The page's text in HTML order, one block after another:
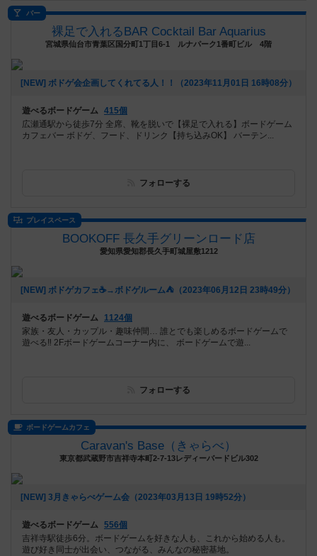
バー
裸足で入れるBAR Cocktail Bar Aquarius
宮城県仙台市青葉区国分町1丁目6-1 ルナパーク1番町ビル 4階
[NEW] ボドゲ会企画してくれてる人！！（2023年11月01日 16時08分）
遊べるボードゲーム 415個
広瀬通駅から徒歩7分 全席、靴を脱いで【裸足で入れる】ボードゲーム
カフェバー ボドゲ、フード、ドリンク【持ち込みOK】 バーテン...
フォローする
プレイスペース
BOOKOFF 長久手グリーンロード店
愛知県愛知郡長久手町城屋敷1212
[NEW] ボドゲカフェ☕️→ボドゲルーム⛺️（2023年06月12日 23時49分）
遊べるボードゲーム
1124個
家族・友人・カップル・趣味仲間… 誰とでも楽しめるボードゲームで
遊べる‼️ 2Fボードゲームコーナー内に、 ボードゲームで遊...
フォローする
ボードゲームカフェ
Caravan's Base（きゃらべ）
東京都武蔵野市吉祥寺本町2-7-13レディーバードビル302
[NEW] 3月きゃらべゲーム会（2023年03月13日 19時52分）
遊べるボードゲーム 556個
吉祥寺駅徒歩6分。ボードゲームを好きな人も、これから始める人も。
遊び好き同士が出会い、つながる、みんなの秘密基地。